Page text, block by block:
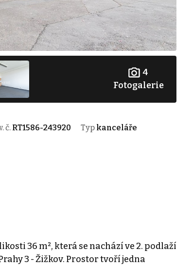
4
Fotogalerie
č. RT1586-243920 Typ kanceláře
36 m², která se nachází ve 2. podlaží
3 - Žižkov. Prostor tvoří jedna